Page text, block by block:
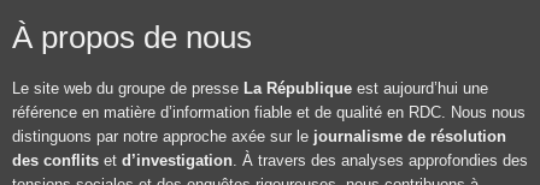
À propos de nous
Le site web du groupe de presse La République est aujourd’hui une
référence en matière d’information fiable et de qualité en RDC. Nous nous
distinguons par notre approche axée sur le journalisme de résolution
des conflits et d’investigation. À travers des analyses approfondies des